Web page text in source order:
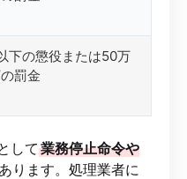
下の懲役または50万
罰金
して業務停止命令や
ります。処理業者に